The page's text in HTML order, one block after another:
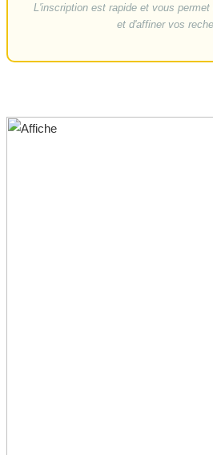
L'inscription est rapide et vous
et d'affiner vos